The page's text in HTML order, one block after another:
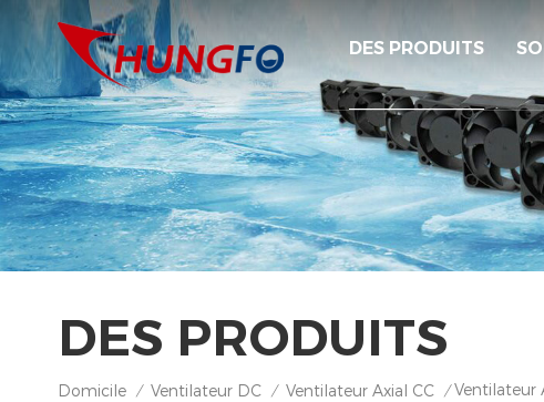
DES PRODUITS
DES PRODUITS
Domicile / Ventilateur DC / Ventilateur Axial CC / Ventilateur